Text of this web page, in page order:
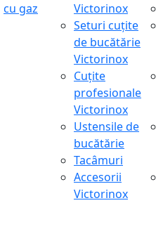
cu gaz
Victorinox
Seturi cuțite
de bucătărie
Victorinox
Cuțite
profesionale
Victorinox
Ustensile de
bucătărie
Tacâmuri
Accesorii
Victorinox